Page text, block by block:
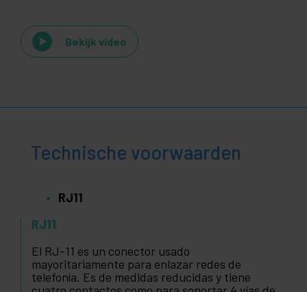
Bekijk video
Technische voorwaarden
RJ11
RJ11
El RJ-11 es un conector usado
mayoritariamente para enlazar redes de
telefonía. Es de medidas reducidas y tiene